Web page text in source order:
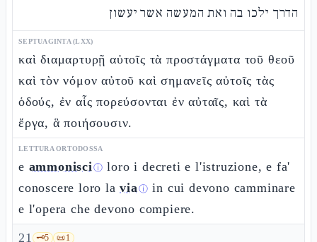
הדרך ילכו בה ואת המעשה אשר יעשון
SEPTUAGINTA (LXX)
καὶ διαμαρτυρῇ αὐτοῖς τὰ προστάγματα τοῦ θεοῦ
καὶ τὸν νόμον αὐτοῦ καὶ σημανεῖς αὐτοῖς τὰς
ὁδούς, ἐν αἷς πορεύσονται ἐν αὐταῖς, καὶ τὰ
ἔργα, ἃ ποιήσουσιν.
LETTURA ORTODOSSA
e ammonisciⓘ loro i decreti e l'istruzione, e fa'
conoscere loro laviaⓘ in cui devono camminare
e l'opera che devono compiere.
21 🗝️5 📜1